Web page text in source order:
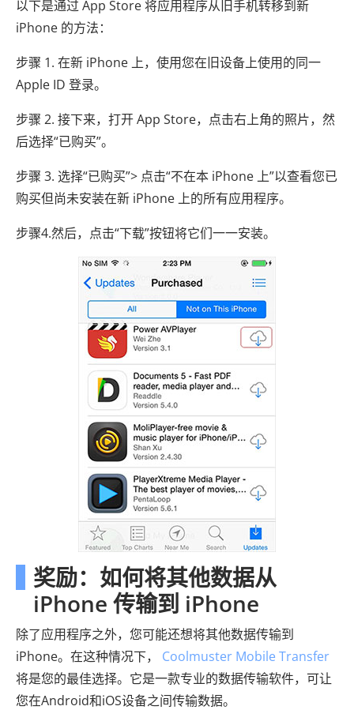
以下是通过 App Store 将应用程序从旧手机转移到新
iPhone 的方法：
步骤 1. 在新 iPhone 上，使用您在旧设备上使用的同一
Apple ID 登录。
步骤 2. 接下来，打开 App Store，点击右上角的照片，然
后选择“已购买”。
步骤 3. 选择“已购买”> 点击“不在本 iPhone 上”以查看您已
购买但尚未安装在新 iPhone 上的所有应用程序。
步骤4.然后，点击“下载”按钮将它们一一安装。
奖励：如何将其他数据从
iPhone 传输到 iPhone
除了应用程序之外，您可能还想将其他数据传输到
iPhone。在这种情况下， Coolmuster Mobile Transfer
将是您的最佳选择。它是一款专业的数据传输软件，可让
您在Android和iOS设备之间传输数据。